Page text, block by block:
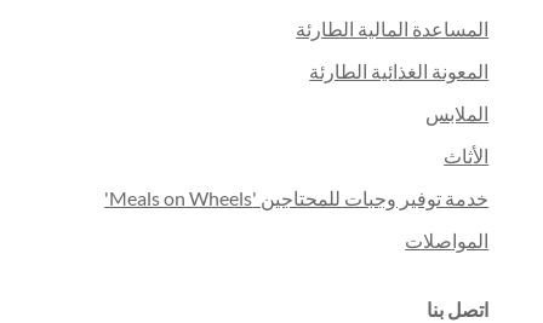
المساعدة المالية الطارئة
المعونة الغذائية الطارئة
الملابس
الأثاث
خدمة توفير وجبات للمحتاجين 'Meals on Wheels'
المواصلات
اتصل بنا